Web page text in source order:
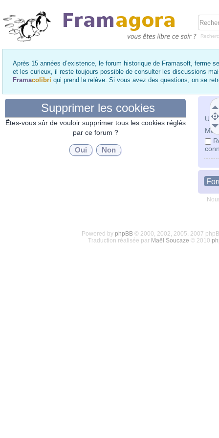
Après 15 années d’existence, le forum historique de Framasoft, ferme
et les curieux, il reste toujours possible de consulter les discussions
Framacolibri qui prend la relève. Si vous avez des questions, on se
Mot
Supprimer les cookies
Êtes-vous sûr de vouloir supprimer tous les cookies réglés
par ce forum ?
Powered by phpBB© 2000, 2002, 2005, 2007
Traduction réalisée par Maël Soucaze © 2010